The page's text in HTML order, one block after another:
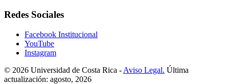
Redes Sociales
Facebook Institucional
YouTube
Instagram
© 2026 Universidad de Costa Rica - Aviso Legal. Última
actualización: agosto, 2026